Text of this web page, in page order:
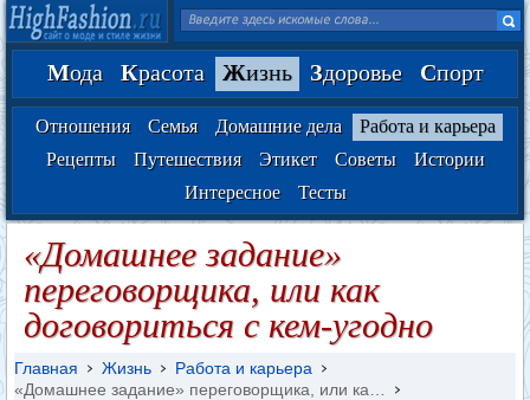
Мода Красота Жизнь Здоровье Спорт
Отношения Семья Домашние дела
Работа и карьера
Рецепты
Путешествия Этикет Советы
Истории
Интересное
Тесты
«Домашнее задание»
переговорщика, или как
договориться с кем-угодно
Главная Жизнь
Работа и карьера
«Домашнее задание» переговорщика, или ка…